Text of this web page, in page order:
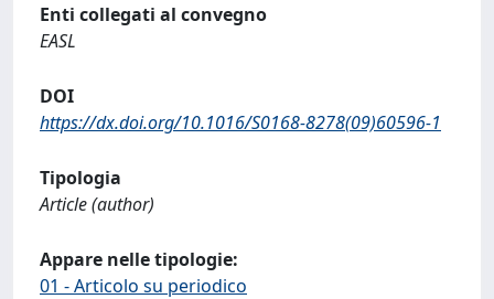
Enti collegati al convegno
EASL
DOI
https://dx.doi.org/10.1016/S0168-8278(09)60596-1
Tipologia
Article (author)
Appare nelle tipologie:
01 - Articolo su periodico